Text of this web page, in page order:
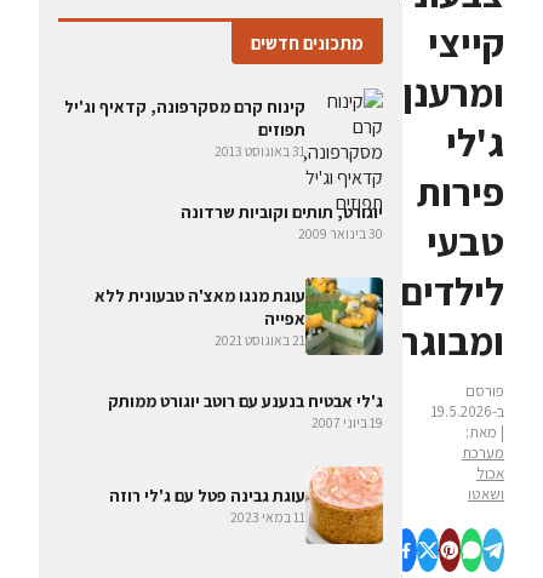
קייצי
ומרענן:
ג'לי
פירות
טבעי
לילדים
ומבוגרים
פורסם
ב-19.5.2026
| מאת:
מערכת
אכול
ושאטו
מתכונים חדשים
קינוח קרם מסקרפונה, קדאיף וג'יל
תפוזים
31 באוגוסט 2013
יוגורט, תותים וקוביות שרדונה
30 בינואר 2009
עוגת מנגו מאצ'ה טבעונית ללא
אפייה
21 באוגוסט 2021
ג'לי אבטיח בנענע עם רוטב יוגורט ממותק
19 ביוני 2007
עוגת גבינה פטל עם ג'לי רוזה
11 במאי 2023